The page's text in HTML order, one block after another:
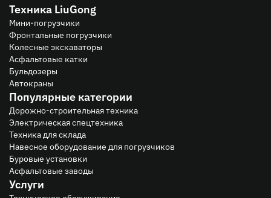
Техника LiuGong
Мини-погрузчики
Фронтальные погрузчики
Колесные экскаваторы
Асфальтовые катки
Бульдозеры
Автокраны
Популярные категории
Дорожно-строительная техника
Электрическая спецтехника
Техника для склада
Навесное оборудование для погрузчиков
Буровые установки
Асфальтовые заводы
Услуги